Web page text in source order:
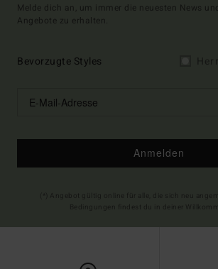
Melde dich an, um immer die neuesten News
Angebote zu erhalten.
Bevorzugte Styles
Anmelden